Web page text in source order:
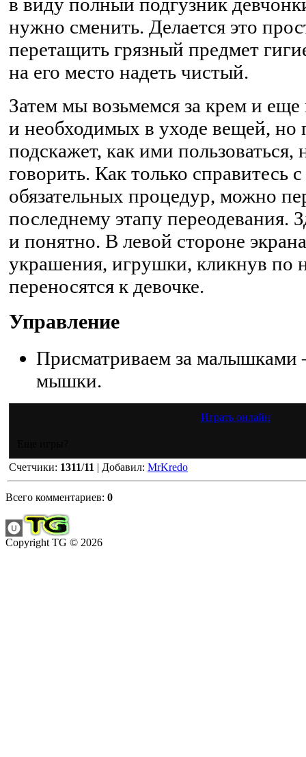
нужно сменить. Делается это
перетащить грязный предмет
на его место надеть чистый.
Затем мы возьмемся за крем и
и необходимых в уходе вещей, но
подскажет, как ими
говорить. Как только справитесь
обязательных процедур, можно
последнему этапу переодевания.
и понятно. В левой стороне
украшения, игрушки, кликнув по
переносятся к девочке.
Управление
Присматриваем за малышками
мышки.
Играть онлайн
Счетчики: 1311/11 | Добавил: MrKredo
Всего комментариев: 0
Copyright TG © 2026